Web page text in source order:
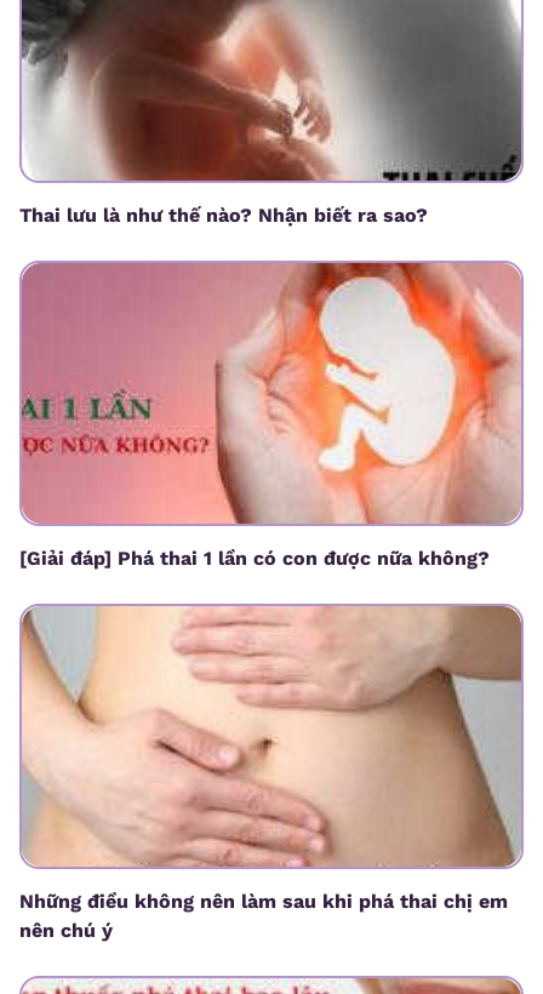
Thai lưu là như thế nào? Nhận biết ra sao?
[Giải đáp] Phá thai 1 lần có con được nữa không?
Những điều không nên làm sau khi phá thai chị em
nên chú ý